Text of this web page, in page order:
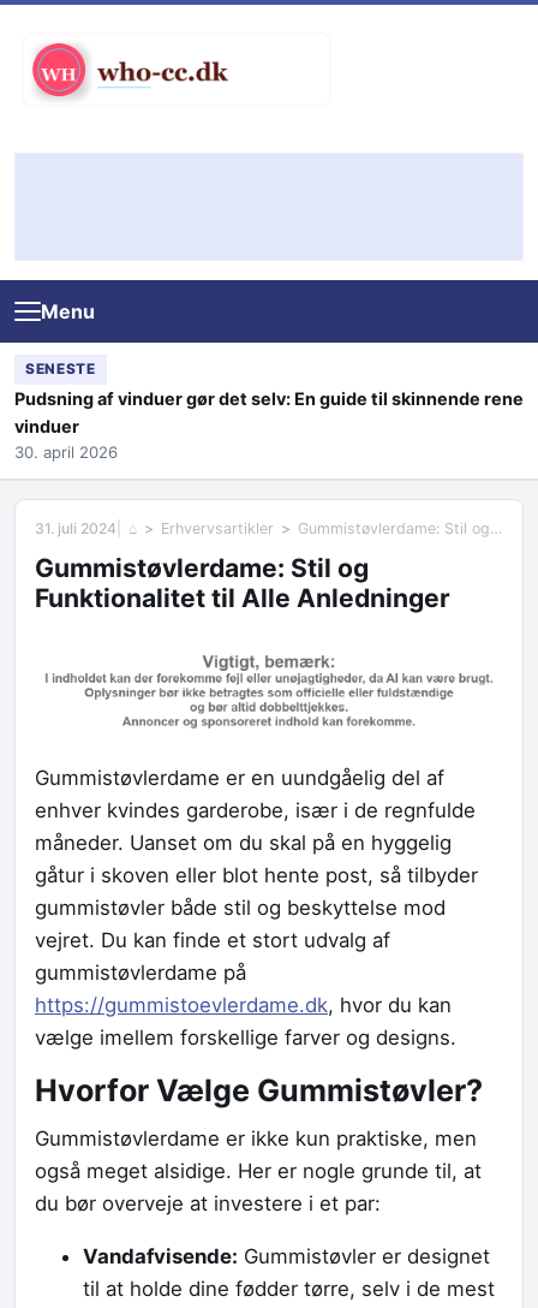
Menu
SENESTE
Pudsning af vinduer gør det selv: En guide til skinnende rene
vinduer
30. april 2026
31. juli 2024 ⌂ Erhvervsartikler Gummistøvlerdame: Stil og Funktionalitet til Alle Anledninger
Gummistøvlerdame: Stil og
Funktionalitet til Alle Anledninger
Gummistøvlerdame er en uundgåelig del af
enhver kvindes garderobe, især i de regnfulde
måneder. Uanset om du skal på en hyggelig
gåtur i skoven eller blot hente post, så tilbyder
gummistøvler både stil og beskyttelse mod
vejret. Du kan finde et stort udvalg af
gummistøvlerdame på
https://gummistoevlerdame.dk, hvor du kan
vælge imellem forskellige farver og designs.
Hvorfor Vælge Gummistøvler?
Gummistøvlerdame er ikke kun praktiske, men
også meget alsidige. Her er nogle grunde til, at
du bør overveje at investere i et par:
Vandafvisende: Gummistøvler er designet
til at holde dine fødder tørre, selv i de mest